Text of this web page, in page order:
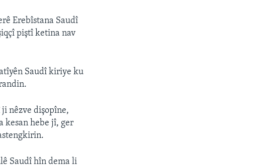
Erebîstana Saudî
piştî ketina nav
Saudî kiriye ku
nêzve dişopîne,
kesan hebe jî, ger
Saudî hîn dema li